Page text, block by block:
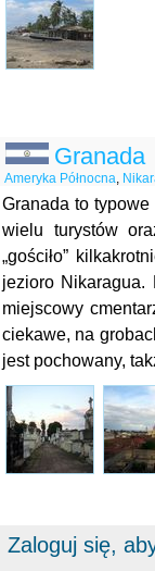
Granada
Ameryka Północna,
Granada to
wielu turystów
„gościło”
jezioro Nikaragua.
miejscowy
ciekawe, na
jest pochowany,
Zaloguj się,